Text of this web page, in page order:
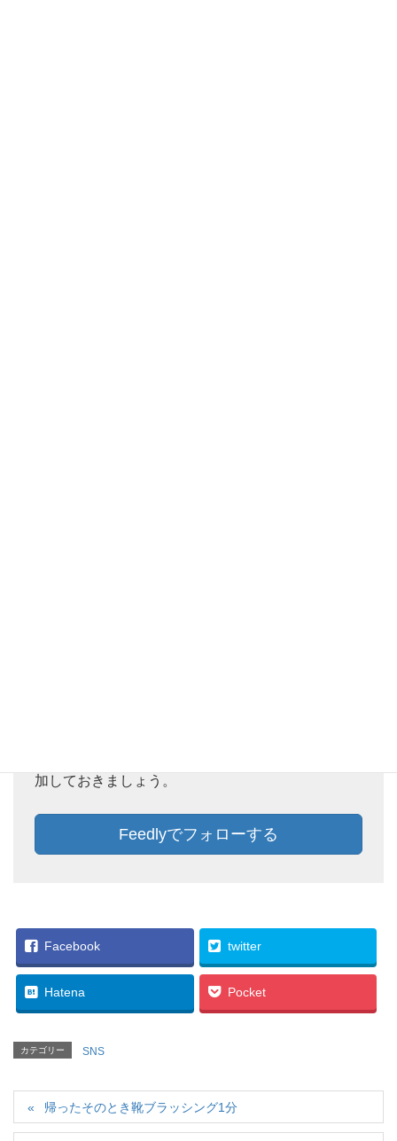
加しておきましょう。
Feedlyでフォローする
Facebook twitter
Hatena Pocket
カテゴリー SNS
帰ったそのとき靴ブラッシング1分